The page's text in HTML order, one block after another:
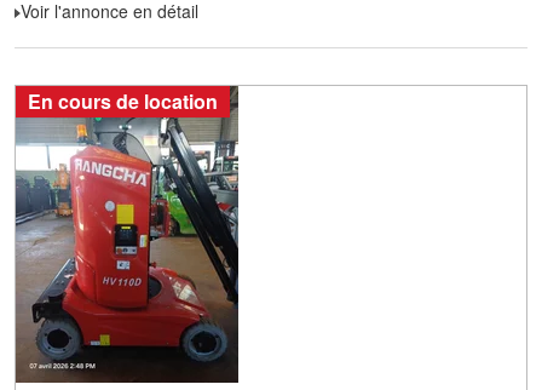
Voir l'annonce en détail
En cours de location